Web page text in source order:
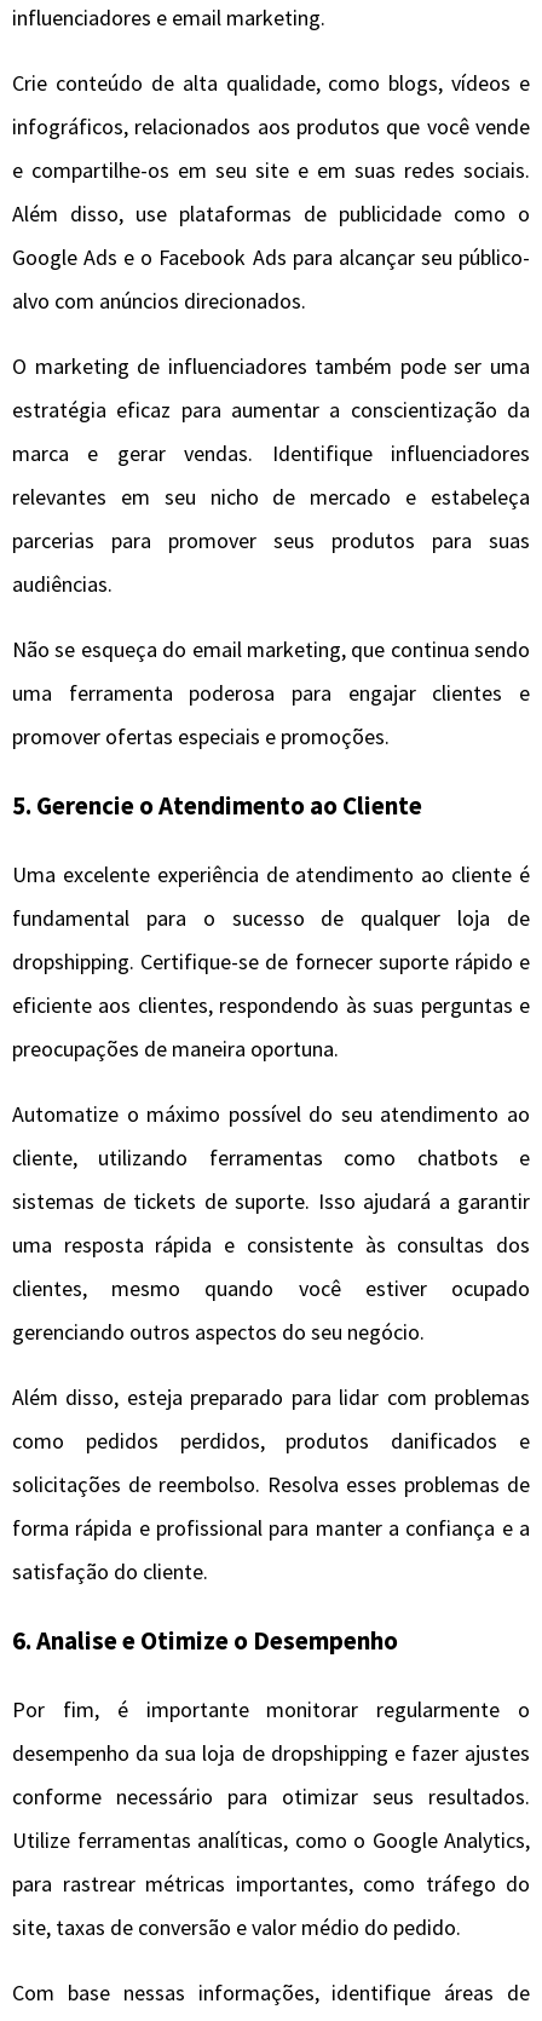
influenciadores e email marketing.
Crie conteúdo de alta qualidade, como blogs, vídeos e
infográficos, relacionados aos produtos que você vende
e compartilhe-os em seu site e em suas redes sociais.
Além disso, use plataformas de publicidade como o
Google Ads e o Facebook Ads para alcançar seu público-
alvo com anúncios direcionados.
O marketing de influenciadores também pode ser uma
estratégia eficaz para aumentar a conscientização da
marca e gerar vendas. Identifique influenciadores
relevantes em seu nicho de mercado e estabeleça
parcerias para promover seus produtos para suas
audiências.
Não se esqueça do email marketing, que continua sendo
uma ferramenta poderosa para engajar clientes e
promover ofertas especiais e promoções.
5. Gerencie o Atendimento ao Cliente
Uma excelente experiência de atendimento ao cliente é
fundamental para o sucesso de qualquer loja de
dropshipping. Certifique-se de fornecer suporte rápido e
eficiente aos clientes, respondendo às suas perguntas e
preocupações de maneira oportuna.
Automatize o máximo possível do seu atendimento ao
cliente, utilizando ferramentas como chatbots e
sistemas de tickets de suporte. Isso ajudará a garantir
uma resposta rápida e consistente às consultas dos
clientes, mesmo quando você estiver ocupado
gerenciando outros aspectos do seu negócio.
Além disso, esteja preparado para lidar com problemas
como pedidos perdidos, produtos danificados e
solicitações de reembolso. Resolva esses problemas de
forma rápida e profissional para manter a confiança e a
satisfação do cliente.
6. Analise e Otimize o Desempenho
Por fim, é importante monitorar regularmente o
desempenho da sua loja de dropshipping e fazer ajustes
conforme necessário para otimizar seus resultados.
Utilize ferramentas analíticas, como o Google Analytics,
para rastrear métricas importantes, como tráfego do
site, taxas de conversão e valor médio do pedido.
Com base nessas informações, identifique áreas de